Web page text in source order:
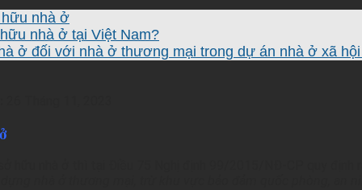
nhà ở
nhà ở tại Việt Nam?
ở đối với nhà ở thương mại trong dự án nhà ở xã